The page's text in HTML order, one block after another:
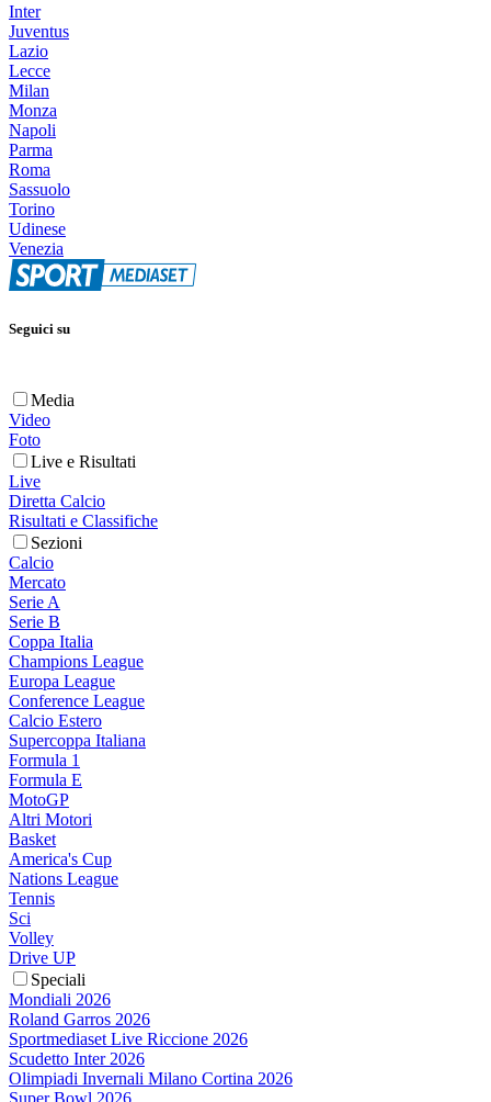
Inter
Juventus
Lazio
Lecce
Milan
Monza
Napoli
Parma
Roma
Sassuolo
Torino
Udinese
Venezia
Seguici su
Media
Video
Foto
Live e Risultati
Live
Diretta Calcio
Risultati e Classifiche
Sezioni
Calcio
Mercato
Serie A
Serie B
Coppa Italia
Champions League
Europa League
Conference League
Calcio Estero
Supercoppa Italiana
Formula 1
Formula E
MotoGP
Altri Motori
Basket
America's Cup
Nations League
Tennis
Sci
Volley
Drive UP
Speciali
Mondiali 2026
Roland Garros 2026
Sportmediaset Live Riccione 2026
Scudetto Inter 2026
Olimpiadi Invernali Milano Cortina 2026
Super Bowl 2026